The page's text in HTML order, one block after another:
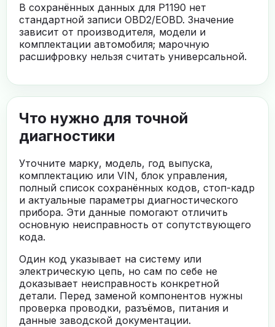
В сохранённых данных для P1190 нет
стандартной записи OBD2/EOBD. Значение
зависит от производителя, модели и
комплектации автомобиля; марочную
расшифровку нельзя считать универсальной.
Что нужно для точной
диагностики
Уточните марку, модель, год выпуска,
комплектацию или VIN, блок управления,
полный список сохранённых кодов, стоп-кадр
и актуальные параметры диагностического
прибора. Эти данные помогают отличить
основную неисправность от сопутствующего
кода.
Один код указывает на систему или
электрическую цепь, но сам по себе не
доказывает неисправность конкретной
детали. Перед заменой компонентов нужны
проверка проводки, разъёмов, питания и
данные заводской документации.